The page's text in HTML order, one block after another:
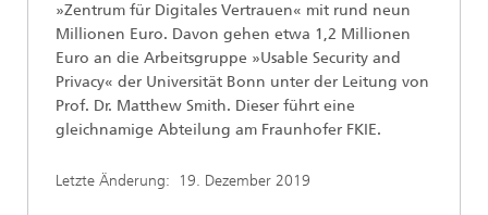
»Zentrum für Digitales Vertrauen« mit rund neun
Millionen Euro. Davon gehen etwa 1,2 Millionen
Euro an die Arbeitsgruppe »Usable Security and
Privacy« der Universität Bonn unter der Leitung von
Prof. Dr. Matthew Smith. Dieser führt eine
gleichnamige Abteilung am Fraunhofer FKIE.
Letzte Änderung: 19. Dezember 2019